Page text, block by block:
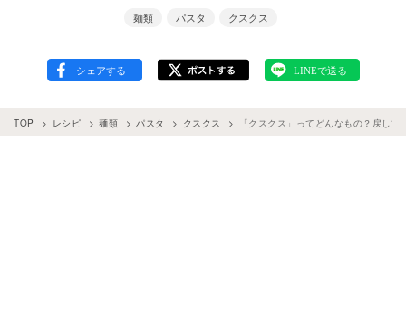
麺類 パスタ クスクス
TOP レシピ 麺類 パスタ クスクス 「クスクス」ってどんなもの？戻し